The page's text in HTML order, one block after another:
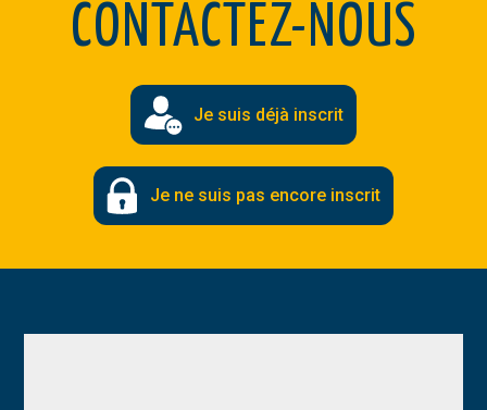
CONTACTEZ-NOUS
Je suis déjà inscrit
Je ne suis pas encore inscrit